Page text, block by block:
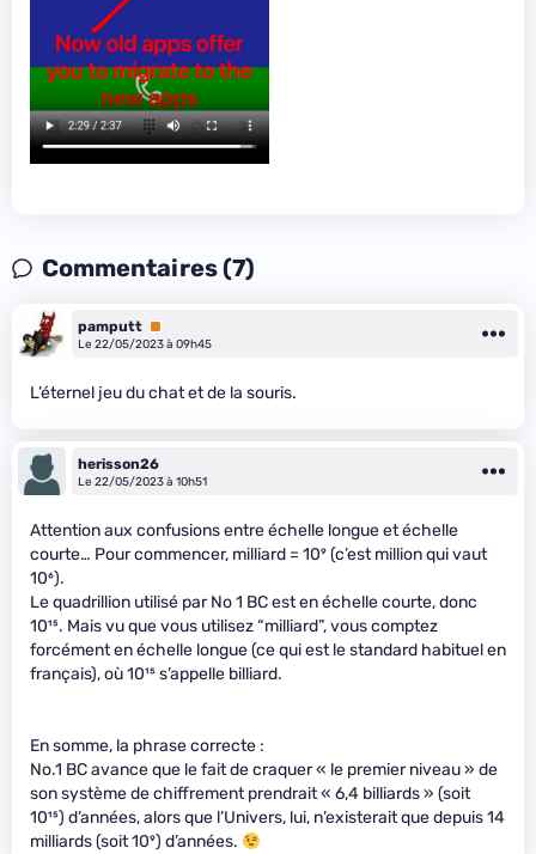
Commentaires (7)
pamputt Premium
Le 22/05/2023 à 09h45
L’éternel jeu du chat et de la souris.
herisson26
Le 22/05/2023 à 10h51
Attention aux confusions entre échelle longue et échelle
courte… Pour commencer, milliard = 10⁹ (c’est million qui vaut
10⁶).
Le quadrillion utilisé par No 1 BC est en échelle courte, donc
10¹⁵. Mais vu que vous utilisez “milliard”, vous comptez
forcément en échelle longue (ce qui est le standard habituel en
français), où 10¹⁵ s’appelle billiard.
En somme, la phrase correcte :
No.1 BC avance que le fait de craquer « le premier niveau » de
son système de chiffrement prendrait « 6,4 billiards » (soit
10¹⁵) d’années, alors que l’Univers, lui, n’existerait que depuis 14
milliards (soit 10⁹) d’années.